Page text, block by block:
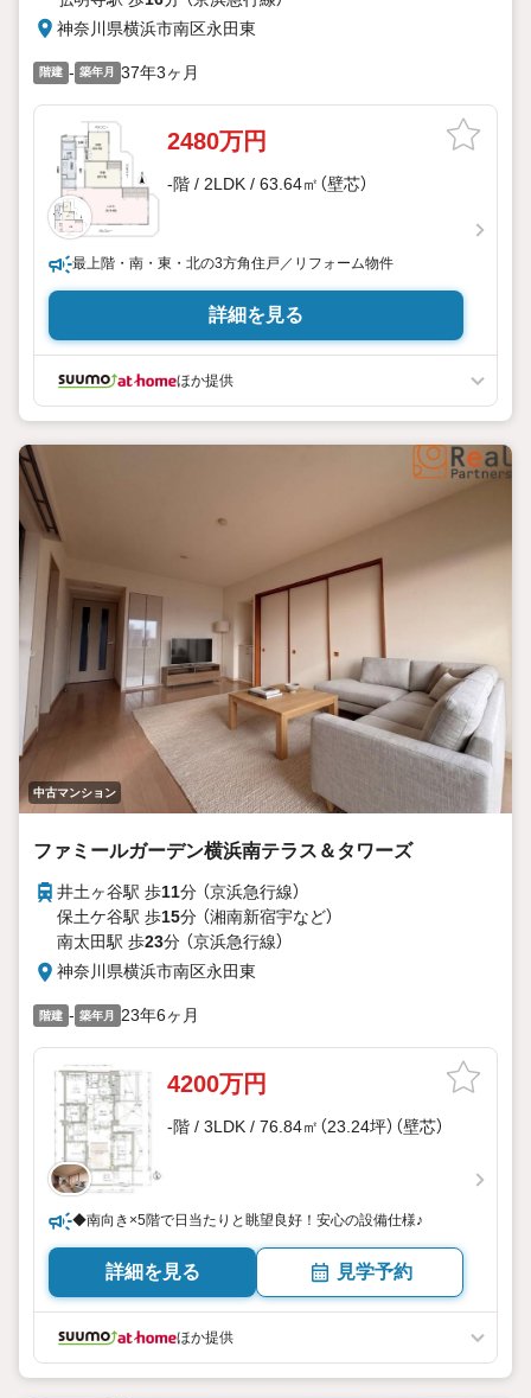
神奈川県横浜市南区永田東
階建 - 築年月 37年3ヶ月
2480万円
-階 / 2LDK / 63.64㎡（壁芯）
最上階・南・東・北の3方角住戸／リフォーム物件
詳細を見る
ほか提供
中古マンション
ファミールガーデン横浜南テラス＆タワーズ
井土ヶ谷駅 歩11分 （京浜急行線）
保土ケ谷駅 歩15分 （湘南新宿宇など）
南太田駅 歩23分 （京浜急行線）
神奈川県横浜市南区永田東
階建 - 築年月 23年6ヶ月
4200万円
-階 / 3LDK / 76.84㎡（23.24坪）（壁芯）
◆南向き×5階で日当たりと眺望良好！安心の設備仕様♪
詳細を見る 見学予約
ほか提供